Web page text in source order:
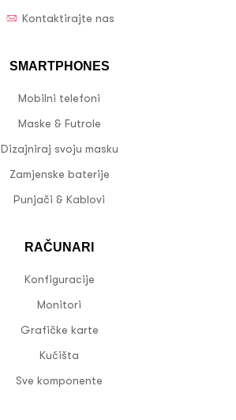
Kontaktirajte nas
SMARTPHONES
Mobilni telefoni
Maske & Futrole
Dizajniraj svoju masku
Zamjenske baterije
Punjači & Kablovi
RAČUNARI
Konfiguracije
Monitori
Grafičke karte
Kućišta
Sve komponente